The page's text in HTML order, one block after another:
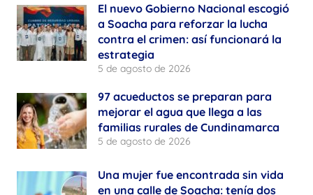
El nuevo Gobierno Nacional escogió
a Soacha para reforzar la lucha
contra el crimen: así funcionará la
estrategia
5 de agosto de 2026
97 acueductos se preparan para
mejorar el agua que llega a las
familias rurales de Cundinamarca
5 de agosto de 2026
Una mujer fue encontrada sin vida
en una calle de Soacha: tenía dos